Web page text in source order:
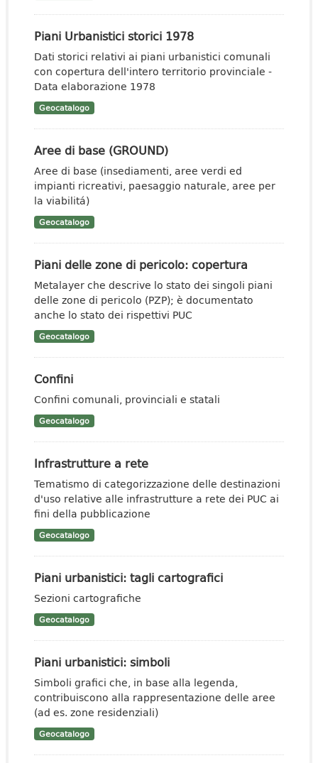
Piani Urbanistici storici 1978
Dati storici relativi ai piani urbanistici comunali
con copertura dell'intero territorio provinciale -
Data elaborazione 1978
Geocatalogo
Aree di base (GROUND)
Aree di base (insediamenti, aree verdi ed
impianti ricreativi, paesaggio naturale, aree per
la viabilitá)
Geocatalogo
Piani delle zone di pericolo: copertura
Metalayer che descrive lo stato dei singoli piani
delle zone di pericolo (PZP); è documentato
anche lo stato dei rispettivi PUC
Geocatalogo
Confini
Confini comunali, provinciali e statali
Geocatalogo
Infrastrutture a rete
Tematismo di categorizzazione delle destinazioni
d'uso relative alle infrastrutture a rete dei PUC ai
fini della pubblicazione
Geocatalogo
Piani urbanistici: tagli cartografici
Sezioni cartografiche
Geocatalogo
Piani urbanistici: simboli
Simboli grafici che, in base alla legenda,
contribuiscono alla rappresentazione delle aree
(ad es. zone residenziali)
Geocatalogo